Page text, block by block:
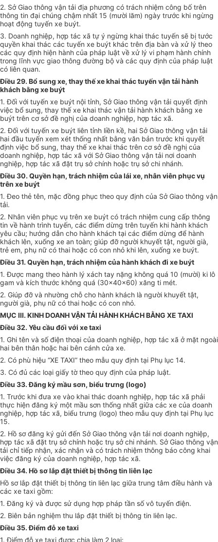
2. Sở Giao thông vận tải địa phương có trách nhiệm công bố trên
thông tin đại chúng chậm nhất 15 (mười lăm) ngày trước khi ngừng
hoạt động tuyến xe buýt.
3. Doanh nghiệp, hợp tác xã tự ý ngừng khai thác tuyến sẽ bị tước
quyền khai thác các tuyến xe buýt khác trên địa bàn và xử lý theo
các quy định hiện hành của pháp luật về xử lý vi phạm hành chính
trong lĩnh vực giao thông đường bộ và các quy định của pháp luật
có liên quan.
Điều 29. Bổ sung xe, thay thế xe khai thác tuyến vận tải hành
khách bằng xe buýt
1. Đối với tuyến xe buýt nội tỉnh, Sở Giao thông vận tải quyết định
việc bổ sung, thay thế xe khai thác vận tải hành khách bằng xe
buýt trên cơ sở đề nghị của doanh nghiệp, hợp tác xã.
2. Đối với tuyến xe buýt liên tỉnh liền kề, hai Sở Giao thông vận tải
hai đầu tuyến xem xét thống nhất bằng văn bản trước khi quyết
định việc bổ sung, thay thế xe khai thác trên cơ sở đề nghị của
doanh nghiệp, hợp tác xã với Sở Giao thông vận tải nơi doanh
nghiệp, hợp tác xã đặt trụ sở chính hoặc trụ sở chi nhánh.
Điều 30. Quyền hạn, trách nhiệm của lái xe, nhân viên phục vụ
trên xe buýt
1. Đeo thẻ tên, mặc đồng phục theo quy định của Sở Giao thông vận
tải.
2. Nhân viên phục vụ trên xe buýt có trách nhiệm cung cấp thông
tin về hành trình tuyến, các điểm dừng trên tuyến khi hành khách
yêu cầu; hướng dẫn cho hành khách tại các điểm dừng để hành
khách lên, xuống xe an toàn; giúp đỡ người khuyết tật, người già,
trẻ em, phụ nữ có thai hoặc có con nhỏ khi lên, xuống xe buýt.
Điều 31. Quyền hạn, trách nhiệm của hành khách đi xe buýt
1. Được mang theo hành lý xách tay nặng không quá 10 (mười) ki lô
gam và kích thước không quá (30x40x60) xăng ti mét.
2. Giúp đỡ và nhường chỗ cho hành khách là người khuyết tật,
người già, phụ nữ có thai hoặc có con nhỏ.
MỤC III. KINH DOANH VẬN TẢI HÀNH KHÁCH BẰNG XE TAXI
Điều 32. Yêu cầu đối với xe taxi
1. Ghi tên và số điện thoại của doanh nghiệp, hợp tác xã ở mặt ngoài
hai bên thân hoặc hai bên cánh cửa xe.
2. Có phù hiệu “XE TAXI” theo mẫu quy định tại Phụ lục 14.
3. Có đủ các loại giấy tờ theo quy định của pháp luật.
Điều 33. Đăng ký mầu sơn, biểu trưng (logo)
1. Trước khi đưa xe vào khai thác doanh nghiệp, hợp tác xã phải
thực hiện đăng ký một mầu sơn thống nhất giữa các xe của doanh
nghiệp, hợp tác xã, biểu trưng (logo) theo mẫu quy định tại Phụ lục
15.
2. Hồ sơ đăng ký gửi đến Sở Giao thông vận tải nơi doanh nghiệp,
hợp tác xã đặt trụ sở chính hoặc trụ sở chi nhánh. Sở Giao thông vận
tải chỉ tiếp nhận, xác nhận và có trách nhiệm thông báo công khai
việc đăng ký của doanh nghiệp, hợp tác xã.
Điều 34. Hồ sơ lắp đặt thiết bị thông tin liên lạc
Hồ sơ lắp đặt thiết bị thông tin liên lạc giữa trung tâm điều hành và
các xe taxi gồm:
1. Đăng ký và được sử dụng hợp pháp tần số vô tuyến điện.
2. Biên bản nghiệm thu lắp đặt thiết bị thông tin liên lạc.
Điều 35. Điểm đỗ xe taxi
1. Điểm đỗ xe taxi được chia làm 2 loại: